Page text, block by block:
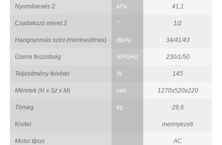
Nyomásesés 2. kPa 41,1
Csatlakozó méret 2. " 1/2
Hangnyomás szint (min/med/max) db(A) 34/41/43
Üzemi feszültség V/Ph/Hz 230/1/50
Teljesítmény felvétel W 145
Méretek (H x Sz x M) mm 1270x520x220
Tömeg kg 29,6
Kivitel mennyezeti
Motor típus AC